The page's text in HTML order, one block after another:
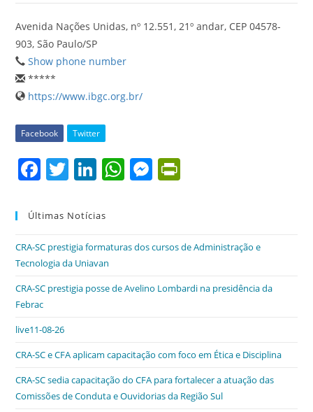
Avenida Nações Unidas, nº 12.551, 21º andar, CEP 04578-
903, São Paulo/SP
Show phone number
*****
https://www.ibgc.org.br/
Facebook Twitter
F
c
e
b
o
o
k
T
itt
er
Li
k
dI
n
W
A
p
M
n
g
ri
e
n
Últimas Notícias
CRA-SC prestigia formaturas dos cursos de Administração e
Tecnologia da Uniavan
CRA-SC prestigia posse de Avelino Lombardi na presidência da
Febrac
live11-08-26
CRA-SC e CFA aplicam capacitação com foco em Ética e Disciplina
CRA-SC sedia capacitação do CFA para fortalecer a atuação das
Comissões de Conduta e Ouvidorias da Região Sul